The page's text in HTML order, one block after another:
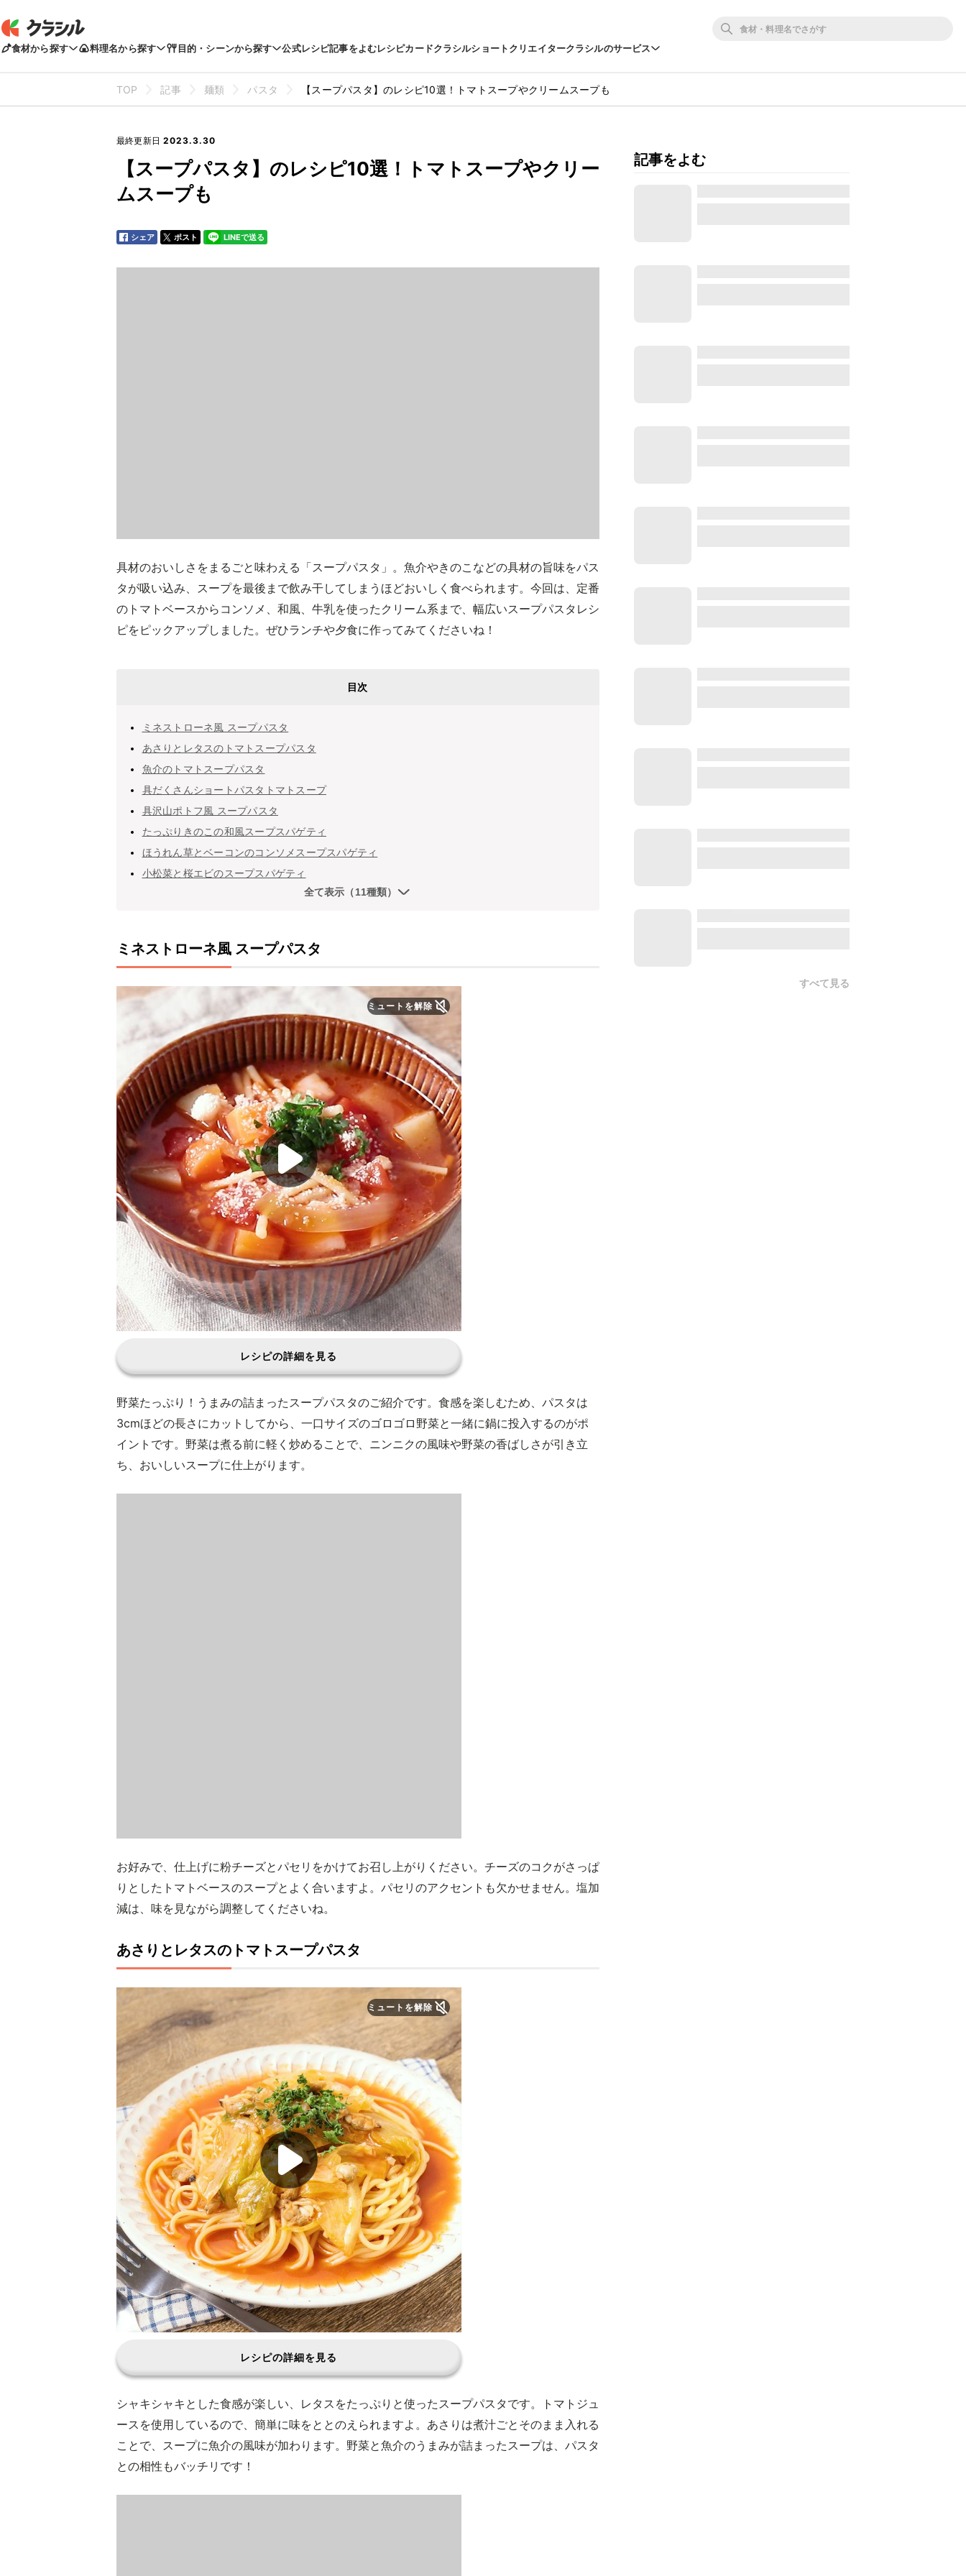
食材から探す 料理名から探す 目的・シーンから探す 公式レシピ記事をよむレシピカードクラシルショートクリエイタークラシルのサービス
TOP 記事 麺類 パスタ 【スープパスタ】のレシピ10選！トマトスープやクリームスープも
最終更新日 2023.3.30
【スープパスタ】のレシピ10選！トマトスープやクリー
ムスープも
シェア ポスト LINEで送る
具材のおいしさをまるごと味わえる「スープパスタ」。魚介やきのこなどの具材の旨味をパス
タが吸い込み、スープを最後まで飲み干してしまうほどおいしく食べられます。今回は、定番
のトマトベースからコンソメ、和風、牛乳を使ったクリーム系まで、幅広いスープパスタレシ
ピをピックアップしました。ぜひランチや夕食に作ってみてくださいね！
目次
ミネストローネ風 スープパスタ
あさりとレタスのトマトスープパスタ
魚介のトマトスープパスタ
具だくさんショートパスタトマトスープ
具沢山ポトフ風 スープパスタ
たっぷりきのこの和風スープスパゲティ
ほうれん草とベーコンのコンソメスープスパゲティ
小松菜と桜エビのスープスパゲティ
全て表示（11種類）
ミネストローネ風 スープパスタ
ミュートを解除
レシピの詳細を見る
野菜たっぷり！うまみの詰まったスープパスタのご紹介です。食感を楽しむため、パスタは
3cmほどの長さにカットしてから、一口サイズのゴロゴロ野菜と一緒に鍋に投入するのがポ
イントです。野菜は煮る前に軽く炒めることで、ニンニクの風味や野菜の香ばしさが引き立
ち、おいしいスープに仕上がります。
お好みで、仕上げに粉チーズとパセリをかけてお召し上がりください。チーズのコクがさっぱ
りとしたトマトベースのスープとよく合いますよ。パセリのアクセントも欠かせません。塩加
減は、味を見ながら調整してくださいね。
あさりとレタスのトマトスープパスタ
ミュートを解除
レシピの詳細を見る
シャキシャキとした食感が楽しい、レタスをたっぷりと使ったスープパスタです。トマトジュ
ースを使用しているので、簡単に味をととのえられますよ。あさりは煮汁ごとそのまま入れる
ことで、スープに魚介の風味が加わります。野菜と魚介のうまみが詰まったスープは、パスタ
との相性もバッチリです！
記事をよむ
すべて見る